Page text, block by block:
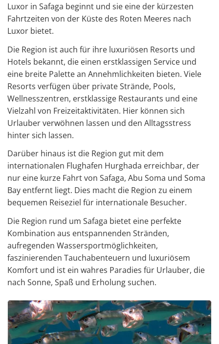
Luxor in Safaga beginnt und sie eine der kürzesten
Fahrtzeiten von der Küste des Roten Meeres nach
Luxor bietet.
Die Region ist auch für ihre luxuriösen Resorts und
Hotels bekannt, die einen erstklassigen Service und
eine breite Palette an Annehmlichkeiten bieten. Viele
Resorts verfügen über private Strände, Pools,
Wellnesszentren, erstklassige Restaurants und eine
Vielzahl von Freizeitaktivitäten. Hier können sich
Urlauber verwöhnen lassen und den Alltagsstress
hinter sich lassen.
Darüber hinaus ist die Region gut mit dem
internationalen Flughafen Hurghada erreichbar, der
nur eine kurze Fahrt von Safaga, Abu Soma und Soma
Bay entfernt liegt. Dies macht die Region zu einem
bequemen Reiseziel für internationale Besucher.
Die Region rund um Safaga bietet eine perfekte
Kombination aus entspannenden Stränden,
aufregenden Wassersportmöglichkeiten,
faszinierenden Tauchabenteuern und luxuriösem
Komfort und ist ein wahres Paradies für Urlauber, die
nach Sonne, Spaß und Erholung suchen.